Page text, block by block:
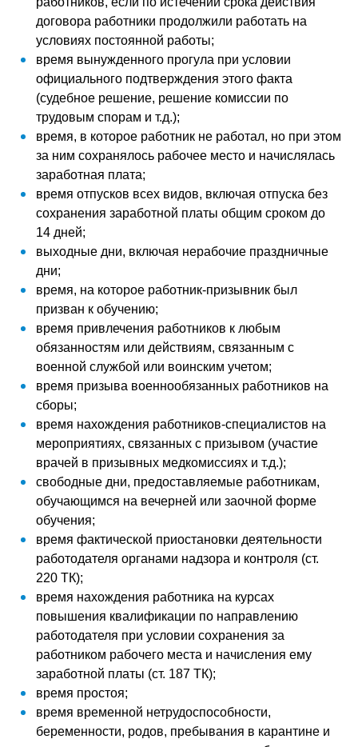
договора работники продолжили работать на
условиях постоянной работы;
время вынужденного прогула при условии
официального подтверждения этого факта
(судебное решение, решение комиссии по
трудовым спорам и т.д.);
время, в которое работник не работал, но при этом
за ним сохранялось рабочее место и начислялась
заработная плата;
время отпусков всех видов, включая отпуска без
сохранения заработной платы общим сроком до
14 дней;
выходные дни, включая нерабочие праздничные
дни;
время, на которое работник-призывник был
призван к обучению;
время привлечения работников к любым
обязанностям или действиям, связанным с
военной службой или воинским учетом;
время призыва военнообязанных работников на
сборы;
время нахождения работников-специалистов на
мероприятиях, связанных с призывом (участие
врачей в призывных медкомиссиях и т.д.);
свободные дни, предоставляемые работникам,
обучающимся на вечерней или заочной форме
обучения;
время фактической приостановки деятельности
работодателя органами надзора и контроля (ст.
220 ТК);
время нахождения работника на курсах
повышения квалификации по направлению
работодателя при условии сохранения за
работником рабочего места и начисления ему
заработной платы (ст. 187 ТК);
время простоя;
время временной нетрудоспособности,
беременности, родов, пребывания в карантине и